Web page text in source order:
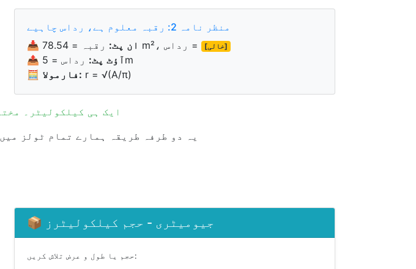
منظر نامہ 2: رقبہ معلوم ہے، رداس چاہیے
📥
ان پٹ: رقبہ = 78.54 m²، رداس = [خالی]
📤 آؤٹ پٹ:رداس = 5m
🧮
فارمولا: r = √(A/π)
ایک ہی کیلکولیٹر۔
یہ دو طرفہ طریقہ ہمارے تمام ٹولز
📦 جیومیٹری - حجم کیلکولیٹرز
حجم یا طول و عرض تلاش کریں: